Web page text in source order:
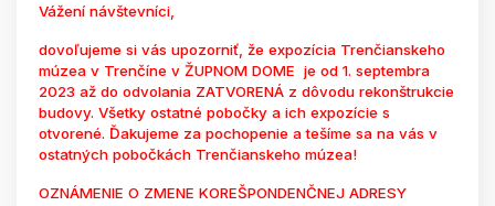
Vážení návštevníci,
dovoľujeme si vás upozorniť, že expozícia Trenčianskeho
múzea v Trenčíne v ŽUPNOM DOME je od 1. septembra
2023 až do odvolania ZATVORENÁ z dôvodu rekonštrukcie
budovy. Všetky ostatné pobočky a ich expozície s
otvorené. Ďakujeme za pochopenie a tešíme sa na vás v
ostatných pobočkách Trenčianskeho múzea!
OZNÁMENIE O ZMENE KOREŠPONDENČNEJ ADRESY